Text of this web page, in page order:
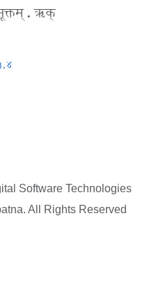
. ऋक्
Software Technologies
All Rights Reserved